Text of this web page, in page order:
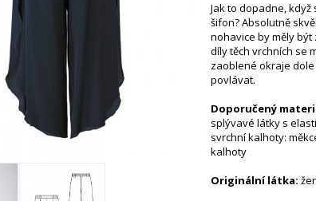
Jak to dopadne,
šifon? Absolutně
nohavice by měly
díly těch vrchních se
zaoblené okraje
povlávat.
Doporučený
splývavé látky s
svrchní kalhoty:
kalhoty
Originální látka: